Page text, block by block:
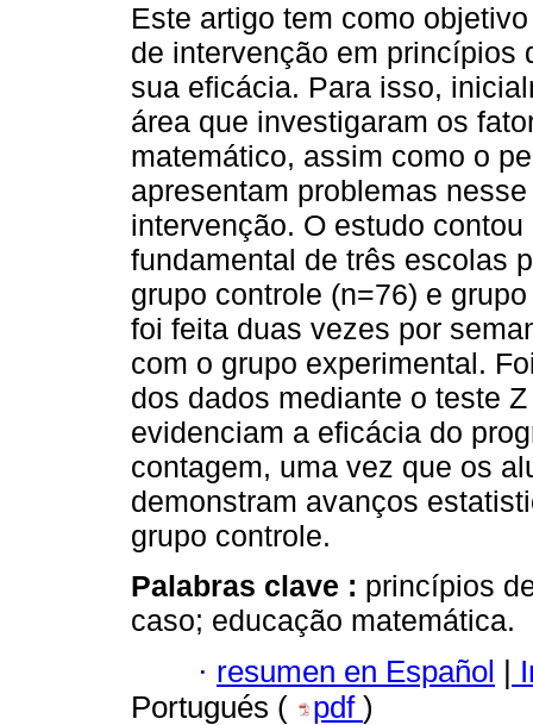
Este artigo tem como
de intervenção em princípios
sua eficácia. Para isso,
área que investigaram os
matemático, assim como o
apresentam problemas
intervenção. O estudo
fundamental de três escolas
grupo controle (n=76) e
foi feita duas vezes por
com o grupo experimental.
dos dados mediante o teste
evidenciam a eficácia do
contagem, uma vez que os
demonstram avanços
grupo controle.
Palabras clave : princípios
caso; educação matemática.
· resumen en Español |
Portugués (
pdf )